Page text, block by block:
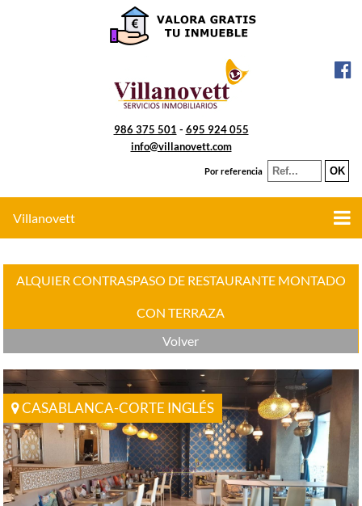
Villanovett
986 375 501 - 695 924 055
info@villanovett.com
Por referencia
ALQUIER CONTRASPASO DE RESTAURANTE MONTADO
CON TERRAZA
Volver
CASABLANCA-CORTE INGLÉS